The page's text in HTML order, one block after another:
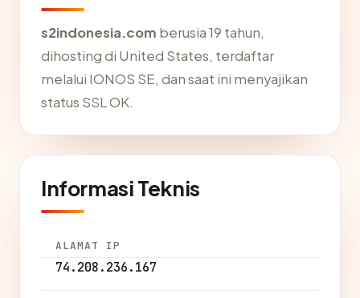
s2indonesia.com berusia 19 tahun,
dihosting di United States, terdaftar
melalui IONOS SE, dan saat ini menyajikan
status SSL OK.
Informasi Teknis
ALAMAT IP
74.208.236.167